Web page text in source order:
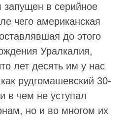
в серийное
чего американская
до этого
Уралкалия,
лет десять им у нас
рудгомашевский 30-
в чем не уступал
но и во многом их